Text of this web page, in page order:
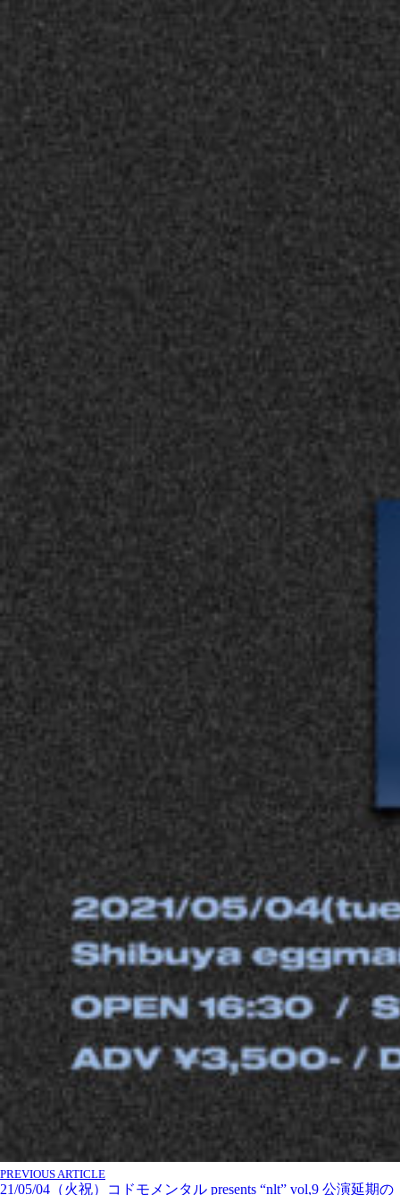
PREVIOUS ARTICLE
21/05/04（火祝）コドモメンタル presents “nlt” vol,9 公演延期の